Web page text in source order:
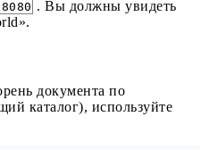
. Вы должны увидеть
документа по
каталог), используйте